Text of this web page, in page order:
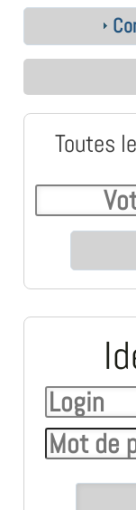
Toutes